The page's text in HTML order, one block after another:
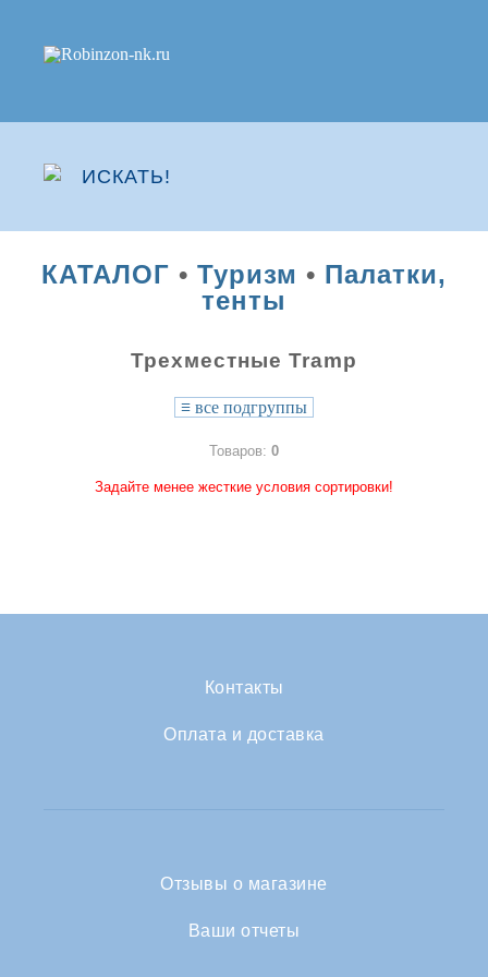
КАТАЛОГ • Туризм • Палатки,
тенты
Трехместные Tramp
≡ все подгруппы
Товаров: 0
Задайте менее жесткие условия сортировки!
Контакты
Оплата и доставка
Отзывы о магазине
Ваши отчеты